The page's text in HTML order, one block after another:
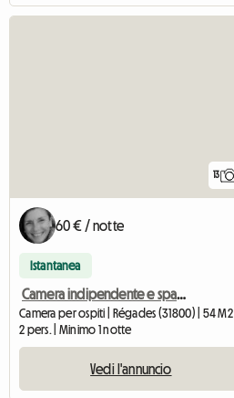
13
60 € / notte
Istantanea
Camera indipendente e spaziosa per gli ospiti Le Regaid's
Camera per ospiti | Régades (31800) | 54 M2
2 pers. | Minimo 1 notte
Vedi l'annuncio